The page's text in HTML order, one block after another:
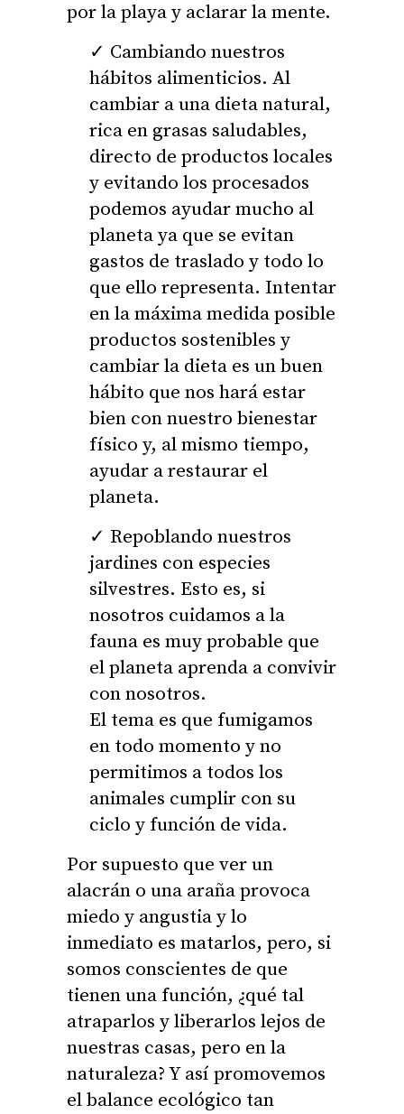
por la playa y aclarar la mente.
Cambiando nuestros
hábitos alimenticios. Al
cambiar a una dieta natural,
rica en grasas saludables,
directo de productos locales
y evitando los procesados
podemos ayudar mucho al
planeta ya que se evitan
gastos de traslado y todo lo
que ello representa. Intentar
en la máxima medida posible
productos sostenibles y
cambiar la dieta es un buen
hábito que nos hará estar
bien con nuestro bienestar
físico y, al mismo tiempo,
ayudar a restaurar el
planeta.
Repoblando nuestros
jardines con especies
silvestres. Esto es, si
nosotros cuidamos a la
fauna es muy probable que
el planeta aprenda a convivir
con nosotros.
El tema es que fumigamos
en todo momento y no
permitimos a todos los
animales cumplir con su
ciclo y función de vida.
Por supuesto que ver un
alacrán o una araña provoca
miedo y angustia y lo
inmediato es matarlos, pero, si
somos conscientes de que
tienen una función, ¿qué tal
atraparlos y liberarlos lejos de
nuestras casas, pero en la
naturaleza? Y así promovemos
el balance ecológico tan